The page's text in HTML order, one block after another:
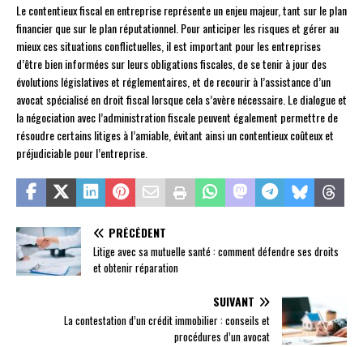
Le contentieux fiscal en entreprise représente un enjeu majeur, tant sur le plan
financier que sur le plan réputationnel. Pour anticiper les risques et gérer au
mieux ces situations conflictuelles, il est important pour les entreprises
d’être bien informées sur leurs obligations fiscales, de se tenir à jour des
évolutions législatives et réglementaires, et de recourir à l’assistance d’un
avocat spécialisé en droit fiscal lorsque cela s’avère nécessaire. Le dialogue et
la négociation avec l’administration fiscale peuvent également permettre de
résoudre certains litiges à l’amiable, évitant ainsi un contentieux coûteux et
préjudiciable pour l’entreprise.
PRÉCÉDENT
Litige avec sa mutuelle santé : comment défendre ses droits
et obtenir réparation
SUIVANT
La contestation d’un crédit immobilier : conseils et
procédures d’un avocat